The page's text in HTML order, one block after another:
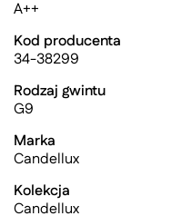
A++
Kod producenta
34-38299
Rodzaj gwintu
G9
Marka
Candellux
Kolekcja
Candellux